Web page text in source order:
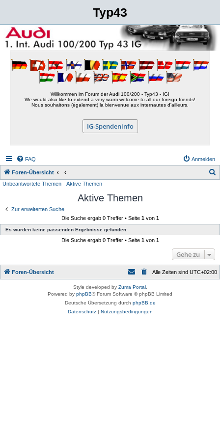
Typ43
Willkommen im Forum der Audi 100/200 - Typ43 - IG!
We would also like to extend a very warm welcome to all our foreign friends!
Nous souhaitons (également) la bienvenue aux internautes d'ailleurs.
IG-Spendeninfo
FAQ Anmelden
Foren-Übersicht
Unbeantwortete Themen Aktive Themen
Aktive Themen
Zur erweiterten Suche
Die Suche ergab 0 Treffer • Seite 1von 1
Es wurden keine passenden Ergebnisse gefunden.
Die Suche ergab 0 Treffer • Seite 1von 1
Gehe zu
Foren-Übersicht Alle Zeiten sind UTC+02:00
Style developed by Zuma Portal ,
Powered by phpBB® Forum Software © phpBB Limited
Deutsche Übersetzung durch phpBB.de
Datenschutz| Nutzungsbedingungen